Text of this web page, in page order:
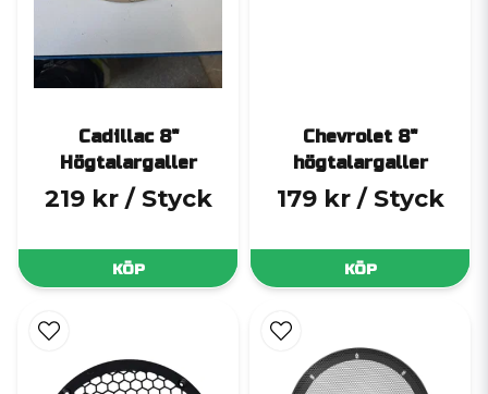
Cadillac 8"
Högtalargaller
219 kr / Styck
KÖP
Chevrolet 8"
högtalargaller
179 kr / Styck
KÖP